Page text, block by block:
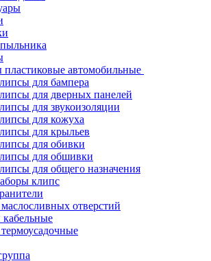
автомобильные
для бампера
для дверных панелей
для звукоизоляции
для кожуха
для крыльев
для обивки
для обшивки
для общего назначения
клипс
отверстий